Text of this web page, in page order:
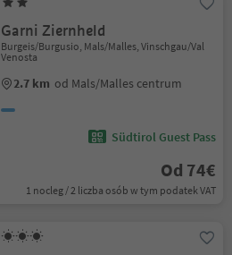
Garni Ziernheld
Burgeis/Burgusio, Mals/Malles, Vinschgau/Val
Venosta
2.7 km od Mals/Malles centrum
Südtirol Guest Pass
Od 74€
1 nocleg / 2 liczba osób w tym podatek VAT